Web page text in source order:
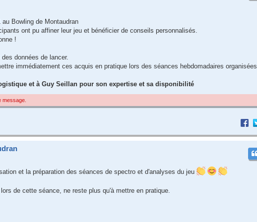
Bowling de Montaudran
ont pu affiner leur jeu et bénéficier de conseils personnalisés.
!
données de lancer.
immédiatement ces acquis en pratique lors des séances hebdomadaires organisées
et à Guy Seillan pour son expertise et sa disponibilité
message.
et la préparation des séances de spectro et d'analyses du jeu
de cette séance, ne reste plus qu'à mettre en pratique.